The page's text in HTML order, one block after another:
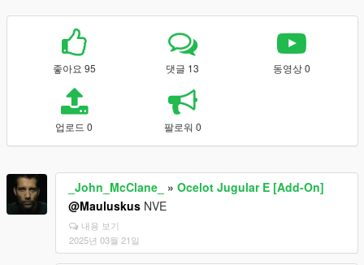
좋아요 95 댓글 13 동영상 0
업로드 0 팔로워 0
_John_McClane_ » Ocelot Jugular E [Add-On]
@Mauluskus NVE
내용 보기
2025년 03월 21일